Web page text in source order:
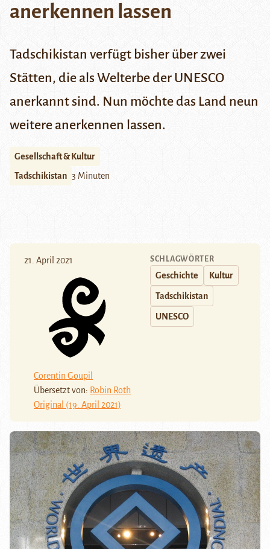
anerkennen lassen
Tadschikistan verfügt bisher über zwei
Stätten, die als Welterbe der UNESCO
anerkannt sind. Nun möchte das Land neun
weitere anerkennen lassen.
Gesellschaft & Kultur
Tadschikistan 3 Minuten
21. April 2021
Corentin Goupil
Übersetzt von: Robin Roth
Original (19. April 2021)
SCHLAGWÖRTER
Geschichte Kultur
Tadschikistan
UNESCO